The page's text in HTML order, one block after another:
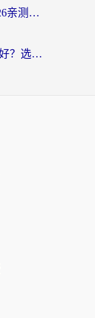
斧牛和OurPlay哪个好？海外党2026亲测：选对加速器，国内资源秒加载
海外党纠结Quickback和Kuyo哪个好？选对回国加速器才能无缝刷国内资源